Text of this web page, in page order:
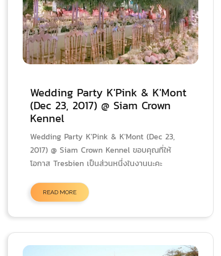
Wedding Party K'Pink & K'Mont
(Dec 23, 2017) @ Siam Crown
Kennel
Wedding Party K'Pink & K'Mont (Dec 23,
2017) @ Siam Crown Kennel ขอบคุณที่ให้
โอกาส Tresbien เป็นส่วนหนึ่งในงานนะคะ
READ MORE